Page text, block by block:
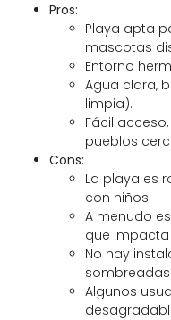
Pros:
Playa apta
mascotas
Entorno
Agua clara,
limpia).
Fácil
pueblos
Cons:
La playa es
con niños.
A menudo
que impacta
No hay
sombreadas.
Algunos